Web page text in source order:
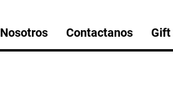
Nosotros Contactanos Gift